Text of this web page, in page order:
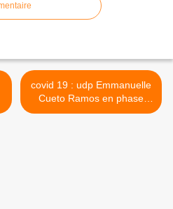
covid 19 : udp Emmanuelle
Cueto Ramos en phase
terminale . Pérou. >